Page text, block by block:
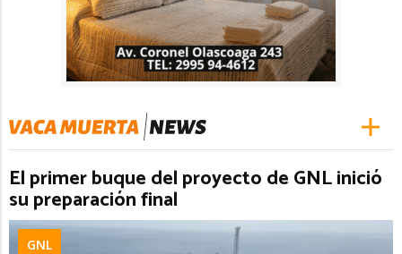
El primer buque del proyecto de GNL inició
su preparación final
GNL